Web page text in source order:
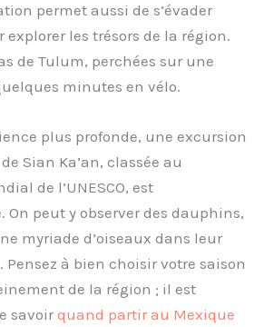
permet aussi de s’évader
les trésors de la région.
de Tulum, perchées sur une
minutes en vélo.
plus profonde, une excursion
Sian Ka’an, classée au
de l’UNESCO, est
peut y observer des dauphins,
myriade d’oiseaux dans leur
à bien choisir votre saison
de la région ; il est
savoirquand partir au Mexique